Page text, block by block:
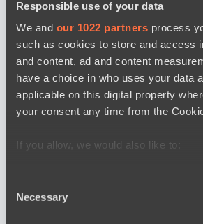
Responsible use of your data
We and our 1022 partners process
such as cookies to store and access
and content, ad and content
have a choice in who uses your data
applicable on this digital property
your consent any time from the
If you allow, we would also like to:
Identify your device by
Selection
Necessary
Ilbirs eSports
BO3
Asgard Championship Season 1
15:00
Team Spirit Academy